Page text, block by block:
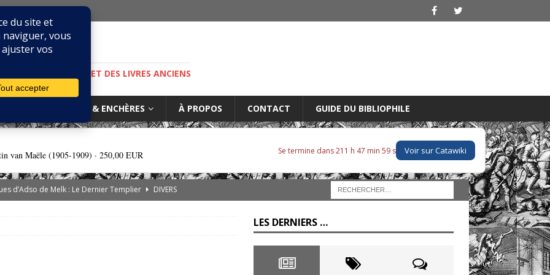
DE LA BIBLIOPHILIE ET DES LIVRES ANCIENS
MARCHÉ & ENCHÈRES À PROPOS CONTACT GUIDE DU BIBLIOPHILE
van Maële (1905-1909) ·250,00 EUR Se termine dans 211 h 47 min 58 s Voir sur Catawiki
d’Adso de Melk : Le Dernier Templier
DIVERS
: le vendeur, l’expert et la plateforme… comment s’y
cliniques de l’IGLI : la libido possidendi, ou jusqu’où aller pour
LES DERNIERS …